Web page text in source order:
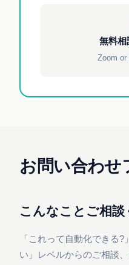
無料相
Zoom or
お問い合わせ
こんなことご相談
「これって自動化できる
い」レベルからのご相談、